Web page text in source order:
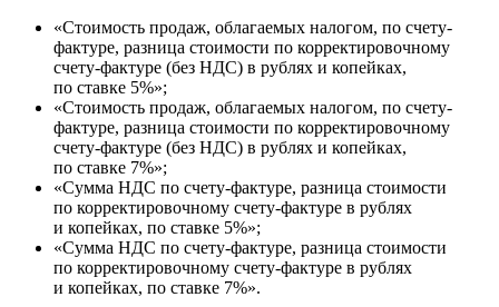
«Стоимость продаж, облагаемых налогом, ‎по счету-
фактуре, разница стоимости по корректировочному
счету-фактуре (без НДС) в рублях и копейках,
по ставке 5%»;
«Стоимость продаж, облагаемых налогом, по счету-
фактуре, разница стоимости ‎по корректировочному
счету-фактуре (без НДС) в рублях и копейках,
‎по ставке 7%»;
«Сумма НДС по счету-фактуре, разница стоимости
‎по корректировочному счету-фактуре в рублях
и копейках, по ставке 5%»;
«Сумма НДС по счету-фактуре, разница стоимости
‎по корректировочному счету-фактуре в рублях
и копейках, по ставке 7%».